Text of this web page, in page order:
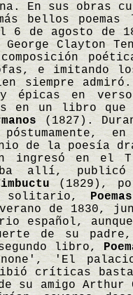
En sus obras
bellos
de agosto de
Clayton
e imitando
siempre
épicas en
en un libro
(1827).
de la poesía
ingresó en el
allí,
(1829),
solitario,
de 1830,
español,
de su padre,
libro,
'El
críticas
su amigo